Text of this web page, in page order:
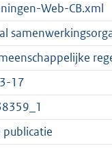
Web-CB.xml
17